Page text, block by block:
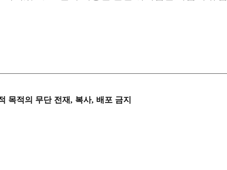
목적의 무단 전재, 복사, 배포 금지